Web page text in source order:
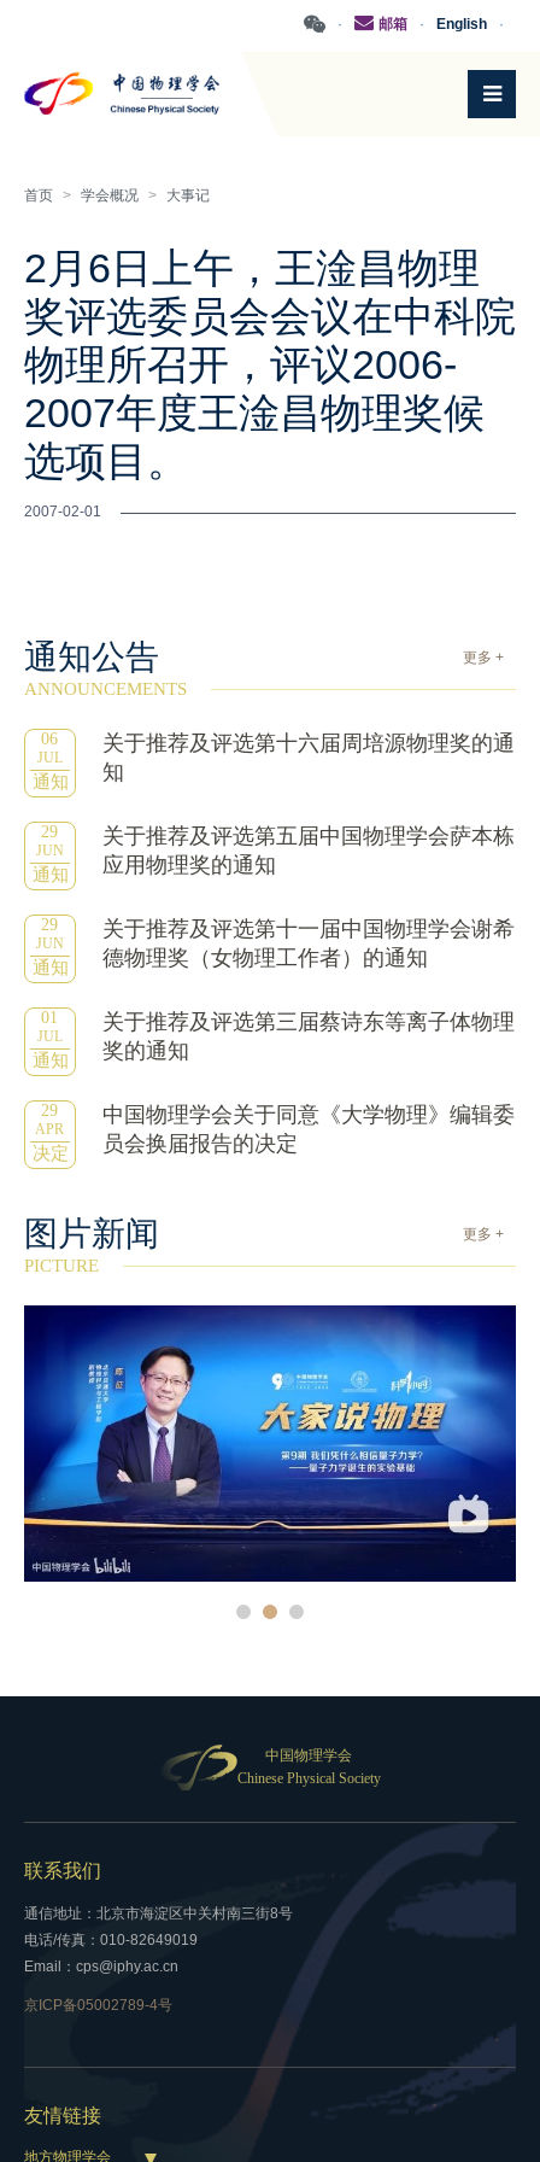
·
English
·
邮箱
·
首页 > 学会概况 > 大事记
2月6日上午，王淦昌物理
奖评选委员会会议在中科院
物理所召开，评议2006-
2007年度王淦昌物理奖候
选项目。
2007-02-01
通知公告 更多 +
ANNOUNCEMENTS
06
JUL
通知
关于推荐及评选第十六届周培源物理奖的通
知
29
JUN
通知
关于推荐及评选第五届中国物理学会萨本栋
应用物理奖的通知
29
JUN
通知
关于推荐及评选第十一届中国物理学会谢希
德物理奖（女物理工作者）的通知
01
JUL
通知
关于推荐及评选第三届蔡诗东等离子体物理
奖的通知
29
APR
决定
中国物理学会关于同意《大学物理》编辑委
员会换届报告的决定
更多 +
图片新闻
PICTURE
中国物理学会
Chinese Physical Society
联系我们
通信地址：北京市海淀区中关村南三街8号
电话/传真：010-82649019
Email：cps@iphy.ac.cn
京ICP备05002789-4号
友情链接
地方物理学会